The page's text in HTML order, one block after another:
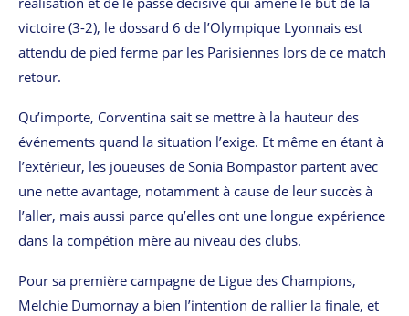
victoire (3-2), le dossard 6 de l’Olympique Lyonnais est
attendu de pied ferme par les Parisiennes lors de ce match
retour.
Qu’importe, Corventina sait se mettre à la hauteur des
événements quand la situation l’exige. Et même en étant à
l’extérieur, les joueuses de Sonia Bompastor partent avec
une nette avantage, notamment à cause de leur succès à
l’aller, mais aussi parce qu’elles ont une longue expérience
dans la compétion mère au niveau des clubs.
Pour sa première campagne de Ligue des Champions,
Melchie Dumornay a bien l’intention de rallier la finale, et